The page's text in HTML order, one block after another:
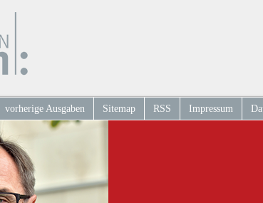
vorherige Ausgaben Sitemap RSS Impressum